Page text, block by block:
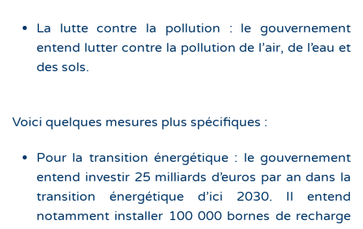
La lutte contre la pollution : le gouvernement
entend lutter contre la pollution de l’air, de l’eau et
des sols.
Voici quelques mesures plus spécifiques :
Pour la transition énergétique : le gouvernement
entend investir 25 milliards d’euros par an dans la
transition énergétique d’ici 2030. Il entend
notamment installer 100 000 bornes de recharge